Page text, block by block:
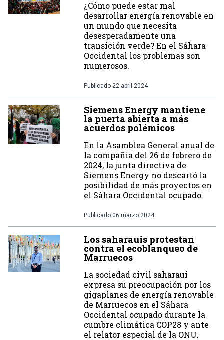
¿Cómo puede estar mal
desarrollar energía renovable en
un mundo que necesita
desesperadamente una
transición verde? En el Sáhara
Occidental los problemas son
numerosos.
Publicado 22 abril 2024
Siemens Energy mantiene
la puerta abierta a más
acuerdos polémicos
En la Asamblea General anual de
la compañía del 26 de febrero de
2024, la junta directiva de
Siemens Energy no descartó la
posibilidad de más proyectos en
el Sáhara Occidental ocupado.
Publicado 06 marzo 2024
Los saharauis protestan
contra el ecoblanqueo de
Marruecos
La sociedad civil saharaui
expresa su preocupación por los
gigaplanes de energía renovable
de Marruecos en el Sáhara
Occidental ocupado durante la
cumbre climática COP28 y ante
el relator especial de la ONU.